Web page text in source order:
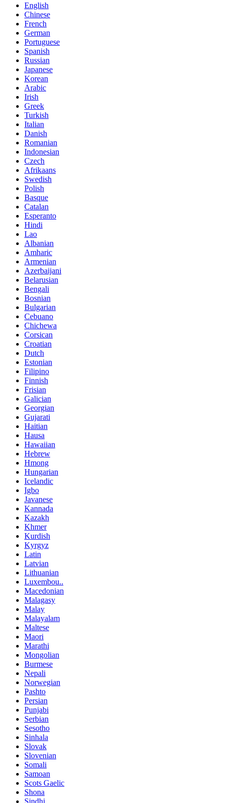
English
Chinese
French
German
Portuguese
Spanish
Russian
Japanese
Korean
Arabic
Irish
Greek
Turkish
Italian
Danish
Romanian
Indonesian
Czech
Afrikaans
Swedish
Polish
Basque
Catalan
Esperanto
Hindi
Lao
Albanian
Amharic
Armenian
Azerbaijani
Belarusian
Bengali
Bosnian
Bulgarian
Cebuano
Chichewa
Corsican
Croatian
Dutch
Estonian
Filipino
Finnish
Frisian
Galician
Georgian
Gujarati
Haitian
Hausa
Hawaiian
Hebrew
Hmong
Hungarian
Icelandic
Igbo
Javanese
Kannada
Kazakh
Khmer
Kurdish
Kyrgyz
Latin
Latvian
Lithuanian
Luxembou..
Macedonian
Malagasy
Malay
Malayalam
Maltese
Maori
Marathi
Mongolian
Burmese
Nepali
Norwegian
Pashto
Persian
Punjabi
Serbian
Sesotho
Sinhala
Slovak
Slovenian
Somali
Samoan
Scots Gaelic
Shona
Sindhi